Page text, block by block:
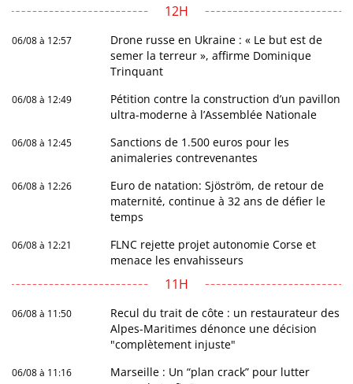
12H
06/08 à 12:57
Drone russe en Ukraine : « Le but est de
semer la terreur », affirme Dominique
Trinquant
06/08 à 12:49
Pétition contre la construction d’un pavillon
ultra-moderne à l’Assemblée Nationale
06/08 à 12:45
Sanctions de 1.500 euros pour les
animaleries contrevenantes
06/08 à 12:26
Euro de natation: Sjöström, de retour de
maternité, continue à 32 ans de défier le
temps
06/08 à 12:21
FLNC rejette projet autonomie Corse et
menace les envahisseurs
11H
06/08 à 11:50
Recul du trait de côte : un restaurateur des
Alpes-Maritimes dénonce une décision
"complètement injuste"
06/08 à 11:16
Marseille : Un “plan crack” pour lutter